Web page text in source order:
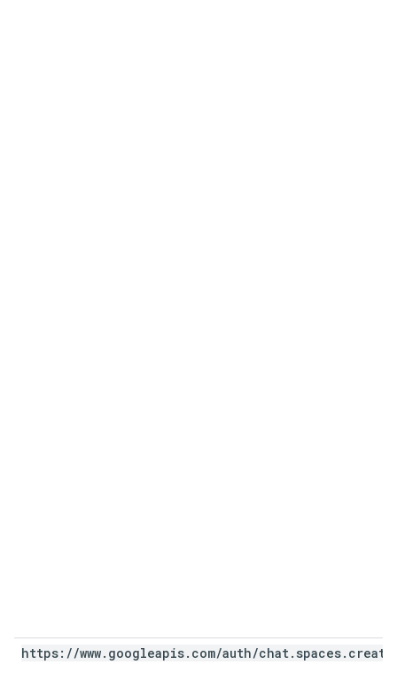
https: //www. googleapis. com/auth/chat. spaces. create